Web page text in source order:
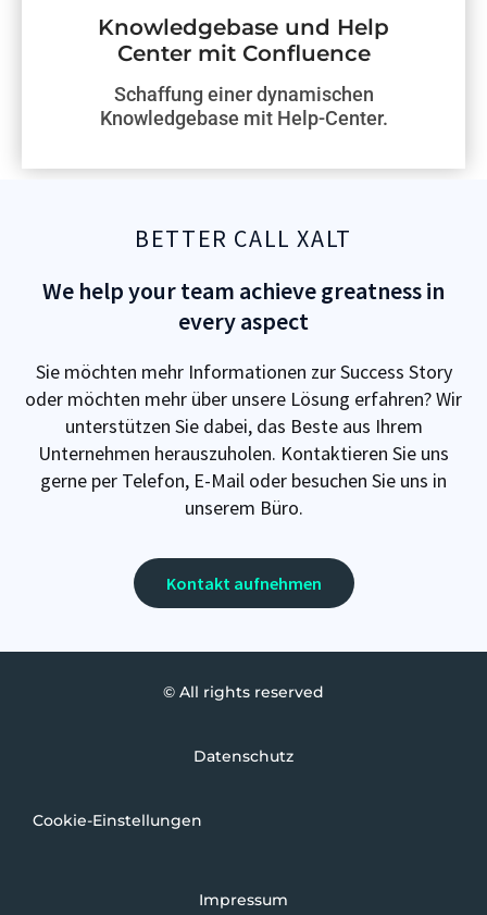
Knowledgebase und Help
Center mit Confluence
Schaffung einer dynamischen
Knowledgebase mit Help-Center.
BETTER CALL XALT
We help your team achieve greatness in
every aspect
Sie möchten mehr Informationen zur Success Story
oder möchten mehr über unsere Lösung erfahren? Wir
unterstützen Sie dabei, das Beste aus Ihrem
Unternehmen herauszuholen. Kontaktieren Sie uns
gerne per Telefon, E-Mail oder besuchen Sie uns in
unserem Büro.
Kontakt aufnehmen
© All rights reserved
Datenschutz
Cookie-Einstellungen
Impressum